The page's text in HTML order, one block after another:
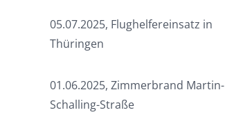
05.07.2025, Flughelfereinsatz in
Thüringen
01.06.2025, Zimmerbrand Martin-
Schalling-Straße